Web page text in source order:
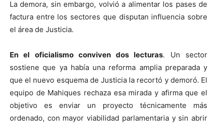
La demora, sin embargo, volvió a alimentar los pases de
factura entre los sectores que disputan influencia sobre
el área de Justicia.
En el oficialismo conviven dos lecturas. Un sector
sostiene que ya había una reforma amplia preparada y
que el nuevo esquema de Justicia la recortó y demoró. El
equipo de Mahiques rechaza esa mirada y afirma que el
objetivo es enviar un proyecto técnicamente más
ordenado, con mayor viabilidad parlamentaria y sin abrir